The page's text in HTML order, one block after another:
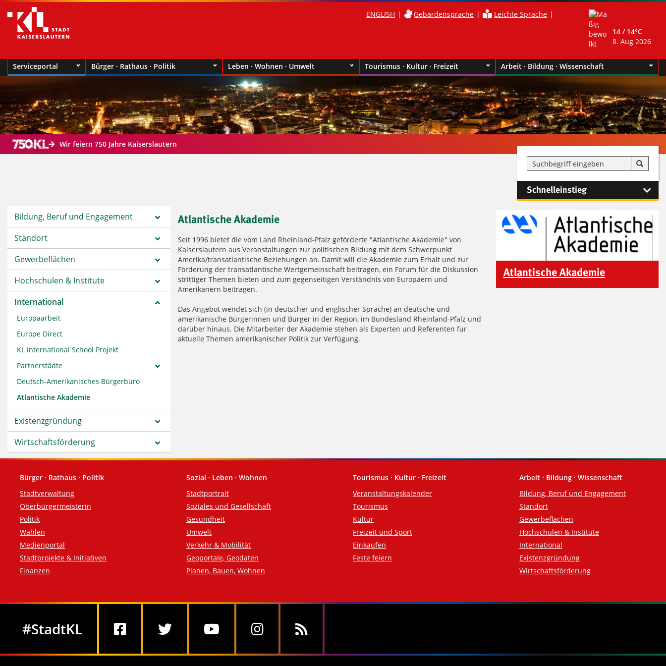
ENGLISH Gebärdensprache
Leichte Sprache
14 / 14°C
8. Aug 2026
Serviceportal Bürger · Rathaus · Politik Leben · Wohnen · Umwelt Tourismus · Kultur · Freizeit Arbeit · Bildung · Wissenschaft
Wir feiern 750 Jahre Kaiserslautern
Schnelleinstieg
Bildung, Beruf und Engagement
Standort
Gewerbeflächen
Hochschulen & Institute
International
Europaarbeit
Europe Direct
KL International School Projekt
Partnerstädte
Deutsch-Amerikanisches Bürgerbüro
Atlantische Akademie
Existenzgründung
Wirtschaftsförderung
Atlantische Akademie
Seit 1996 bietet die vom Land Rheinland-Pfalz geförderte "Atlantische Akademie" von
Kaiserslautern aus Veranstaltungen zur politischen Bildung mit dem Schwerpunkt
Amerika/transatlantische Beziehungen an. Damit will die Akademie zum Erhalt und zur
Förderung der transatlantische Wertgemeinschaft beitragen, ein Forum für die Diskussion
strittiger Themen bieten und zum gegenseitigen Verständnis von Europäern und
Amerikanern beitragen.
Das Angebot wendet sich (in deutscher und englischer Sprache) an deutsche und
amerikanische Bürgerinnen und Bürger in der Region, im Bundesland Rheinland-Pfalz und
darüber hinaus. Die Mitarbeiter der Akademie stehen als Experten und Referenten für
aktuelle Themen amerikanischer Politik zur Verfügung.
Kontaktinformationen und
Weiterführendes
Atlantische Akademie
Fußzeile
Bürger · Rathaus · Politik
Stadtverwaltung
Oberbürgermeisterin
Politik
Wahlen
Medienportal
Stadtprojekte & Initiativen
Finanzen
Sozial · Leben · Wohnen
Stadtportrait
Soziales und Gesellschaft
Gesundheit
Umwelt
Verkehr & Mobilität
Geoportale, Geodaten
Planen, Bauen, Wohnen
Tourismus · Kultur · Freizeit
Veranstaltungskalender
Tourismus
Kultur
Freizeit und Sport
Einkaufen
Feste feiern
Arbeit · Bildung · Wissenschaft
Bildung, Beruf und Engagement
Standort
Gewerbeflächen
Hochschulen & Institute
International
Existenzgründung
Wirtschaftsförderung
#StadtKL